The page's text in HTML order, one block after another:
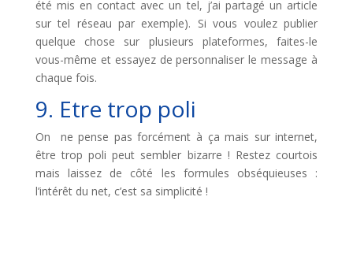
été mis en contact avec un tel, j’ai partagé un article
sur tel réseau par exemple). Si vous voulez publier
quelque chose sur plusieurs plateformes, faites-le
vous-même et essayez de personnaliser le message à
chaque fois.
9. Etre trop poli
On ne pense pas forcément à ça mais sur internet,
être trop poli peut sembler bizarre ! Restez courtois
mais laissez de côté les formules obséquieuses :
l’intérêt du net, c’est sa simplicité !